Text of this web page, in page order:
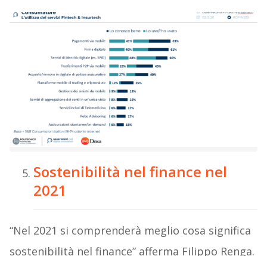
Sostenibilità nel finance nel
2021
“Nel 2021 si comprenderà meglio cosa significa
sostenibilità nel finance” afferma Filippo Renga.